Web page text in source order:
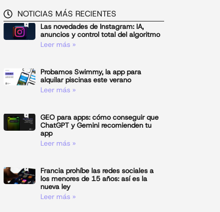
NOTICIAS MÁS RECIENTES
Las novedades de Instagram: IA,
anuncios y control total del algoritmo
Leer más »
Probamos Swimmy, la app para
alquilar piscinas este verano
Leer más »
GEO para apps: cómo conseguir que
ChatGPT y Gemini recomienden tu
app
Leer más »
Francia prohíbe las redes sociales a
los menores de 15 años: así es la
nueva ley
Leer más »